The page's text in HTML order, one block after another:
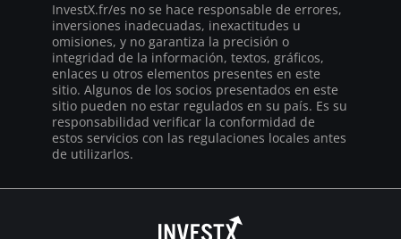
InvestX.fr/es no se hace responsable de errores,
inversiones inadecuadas, inexactitudes u
omisiones, y no garantiza la precisión o
integridad de la información, textos, gráficos,
enlaces u otros elementos presentes en este
sitio. Algunos de los socios presentados en este
sitio pueden no estar regulados en su país. Es su
responsabilidad verificar la conformidad de
estos servicios con las regulaciones locales antes
de utilizarlos.